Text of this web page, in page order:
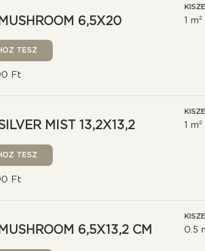
1 m²
6,5X20
Ft
1 m²
MIST 13,2X13,2
Ft
0.5
6,5X13,2 CM